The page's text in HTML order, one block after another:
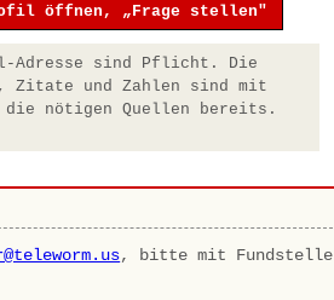
öffnen, „Frage stellen"
Adresse sind Pflicht. Die
Zitate und Zahlen sind mit
die nötigen Quellen bereits.
, bitte mit Fundstelle